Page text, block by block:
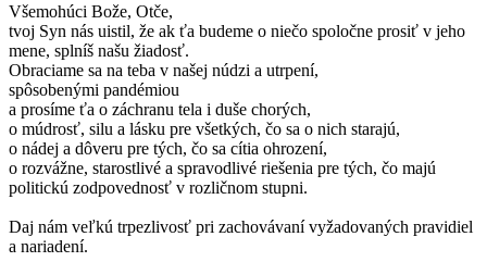
Všemohúci Bože, Otče,
tvoj Syn nás uistil, že ak ťa budeme o niečo spoločne prosiť v jeho
mene, splníš našu žiadosť.
Obraciame sa na teba v našej núdzi a utrpení,
spôsobenými pandémiou
a prosíme ťa o záchranu tela i duše chorých,
o múdrosť, silu a lásku pre všetkých, čo sa o nich starajú,
o nádej a dôveru pre tých, čo sa cítia ohrození,
o rozvážne, starostlivé a spravodlivé riešenia pre tých, čo majú
politickú zodpovednosť v rozličnom stupni.
Daj nám veľkú trpezlivosť pri zachovávaní vyžadovaných pravidiel
a nariadení.